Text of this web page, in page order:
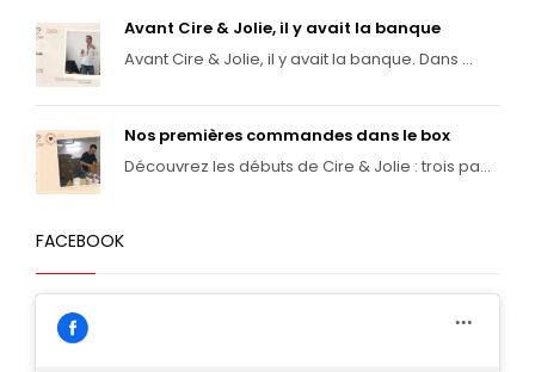
Avant Cire & Jolie, il y avait la banque
Avant Cire & Jolie, il y avait la banque. Dans ...
Nos premières commandes dans le box
Découvrez les débuts de Cire & Jolie : trois pa...
FACEBOOK